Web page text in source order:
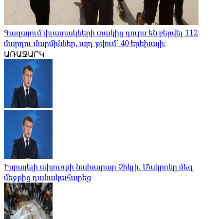
Գազայում փլատակների տակից դուրս են բերվել 112
մարդու մարմիններ, այդ թվում՝ 40 երեխայի։
ԱՌԱՋԱՐԿ
Իսրայելի սփյուռքի նախարար Չիկլի. Մակրոնը մեզ
մեջքից դանակահարեց